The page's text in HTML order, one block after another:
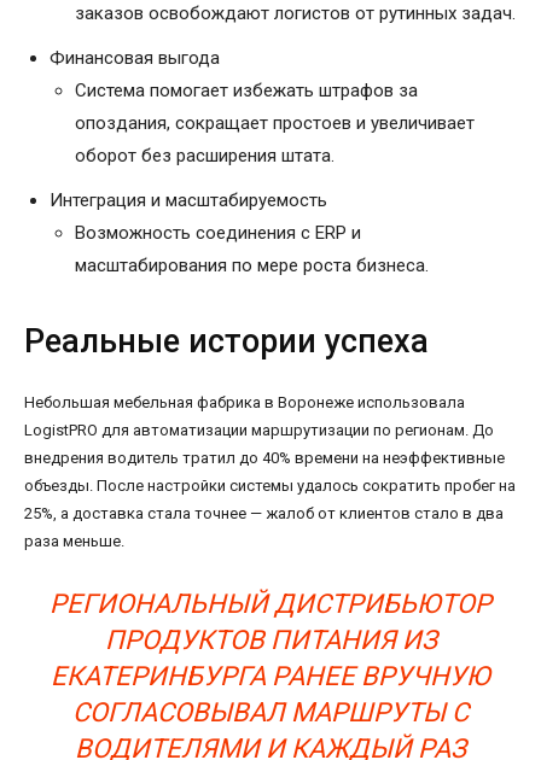
заказов освобождают логистов от рутинных задач.
Финансовая выгода
Система помогает избежать штрафов за
опоздания, сокращает простоев и увеличивает
оборот без расширения штата.
Интеграция и масштабируемость
Возможность соединения с ERP и
масштабирования по мере роста бизнеса.
Реальные истории успеха
Небольшая мебельная фабрика в Воронеже использовала
LogistPRO для автоматизации маршрутизации по регионам. До
внедрения водитель тратил до 40% времени на неэффективные
объезды. После настройки системы удалось сократить пробег на
25%, а доставка стала точнее — жалоб от клиентов стало в два
раза меньше.
РЕГИОНАЛЬНЫЙ ДИСТРИБЬЮТОР
ПРОДУКТОВ ПИТАНИЯ ИЗ
ЕКАТЕРИНБУРГА РАНЕЕ ВРУЧНУЮ
СОГЛАСОВЫВАЛ МАРШРУТЫ С
ВОДИТЕЛЯМИ И КАЖДЫЙ РАЗ